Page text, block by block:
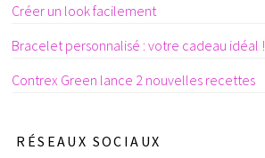
Créer un look facilement
Bracelet personnalisé : votre cadeau idéal !
Contrex Green lance 2 nouvelles recettes
RÉSEAUX SOCIAUX